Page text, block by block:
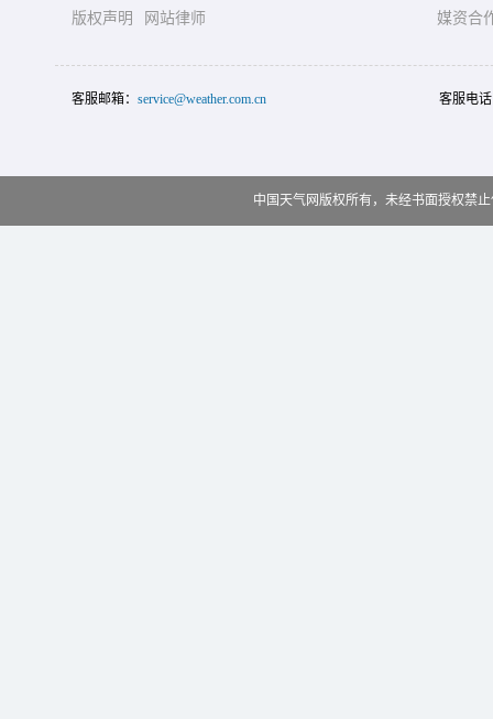
版权声明
网站律师
媒资合
客服邮箱： service@weather.com.cn 客服电
中国天气网版权所有，未经书面授权